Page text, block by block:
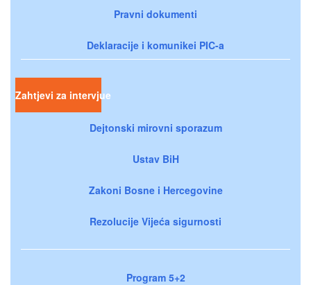
Pravni dokumenti
Deklaracije i komunikei PIC-a
Zahtjevi za intervjue
Dejtonski mirovni sporazum
Ustav BiH
Zakoni Bosne i Hercegovine
Rezolucije Vijeća sigurnosti
Program 5+2